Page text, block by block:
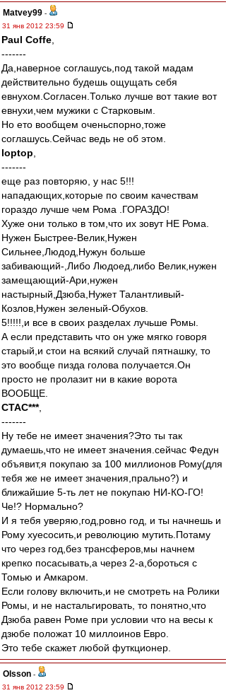
Matvey99 -
31 янв 2012 23:59
Paul Coffe
-------
Да,наверное соглашусь,под такой мадам
действительно будешь ощущать себя
евнухом.Согласен.Только лучше вот такие вот
евнухи,чем мужики с Старковым.
Но ето вообщем оченьспорно,тоже
соглашусь.Сейчас ведь не об этом.
loptop
-------
еще раз повторяю, у нас 5!!!
нападающих,которые по своим качествам
гораздо лучше чем Рома .ГОРАЗДО!
Хуже они только в том,что их зовут НЕ Рома.
Нужен Быстрее-Велик,Нужен
Сильнее,Людод,Нужун больше
забивающий-,Либо Людоед,либо Велик,нужен
замещающий-Ари,нужен
настырный,Дзюба,Нужет Талантливый-
Козлов,Нужен зеленый-Обухов.
5!!!!!,и все в своих разделах лучьше Ромы.
А если представить что он уже мягко говоря
старый,и стои на всякий случай пятнашку, то
это вообще пизда голова получается.Он
просто не пролазит ни в какие ворота
ВООБЩЕ.
CTAC***,
-------
Ну тебе не имеет значения?Это ты так
думаешь,что не имеет значения.сейчас Федун
объявит,я покупаю за 100 миллионов Рому(для
тебя же не имеет значения,прально?) и
ближайшие 5-ть лет не покупаю НИ-КО-ГО!
Че!? Нормально?
И я тебя уверяю,год,ровно год, и ты начнешь и
Рому хуесосить,и революцию мутить.Потаму
что через год,без трансферов,мы начнем
крепко посасывать,а через 2-а,бороться с
Томью и Амкаром.
Если голову включить,и не смотреть на Ролики
Ромы, и не настальгировать, то понятно,что
Дзюба равен Роме при условии что на весы к
дзюбе положат 10 миллоинов Евро.
Это тебе скажет любой футкционер.
Olsson -
31 янв 2012 23:59